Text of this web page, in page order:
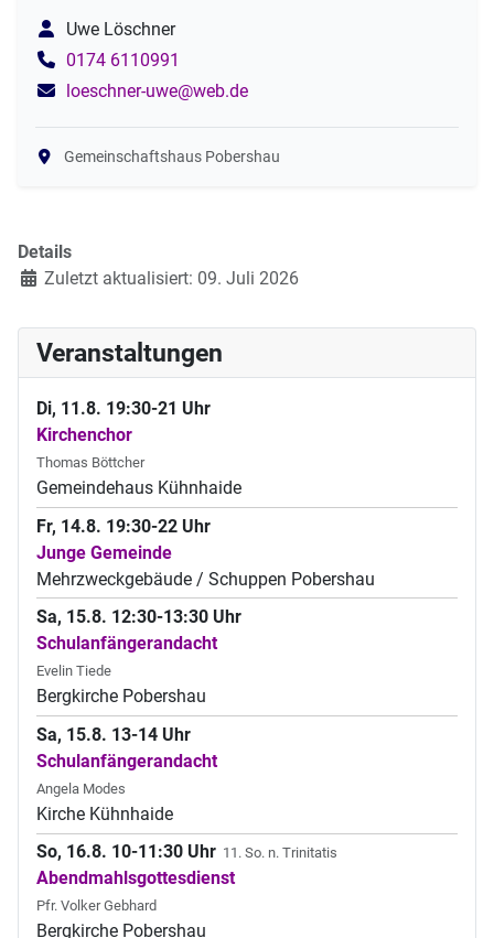
Uwe Löschner
0174 6110991
loeschner-uwe@web.de
Gemeinschaftshaus Pobershau
Details
Zuletzt aktualisiert: 09. Juli 2026
Veranstaltungen
Di, 11.8. 19:30-21 Uhr
Kirchenchor
Thomas Böttcher
Gemeindehaus Kühnhaide
Fr, 14.8. 19:30-22 Uhr
Junge Gemeinde
Mehrzweckgebäude / Schuppen Pobershau
Sa, 15.8. 12:30-13:30 Uhr
Schulanfängerandacht
Evelin Tiede
Bergkirche Pobershau
Sa, 15.8. 13-14 Uhr
Schulanfängerandacht
Angela Modes
Kirche Kühnhaide
So, 16.8. 10-11:30 Uhr 11. So. n. Trinitatis
Abendmahlsgottesdienst
Pfr. Volker Gebhard
Bergkirche Pobershau